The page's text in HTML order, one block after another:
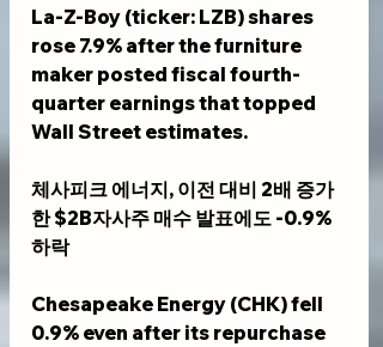
La-Z-Boy (ticker: LZB) shares
rose 7.9% after the furniture
maker posted fiscal fourth-
quarter earnings that topped
Wall Street estimates.
체사피크 에너지, 이전 대비 2배 증가
한 $2B자사주 매수 발표에도 -0.9%
하락
Chesapeake Energy (CHK) fell
0.9% even after its repurchase